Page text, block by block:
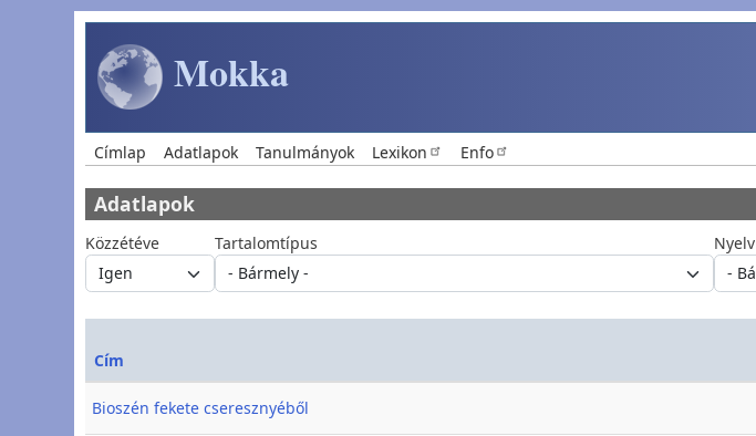
Ugrás a tartalomra
Mokka
Main navigation
Címlap Adatlapok Tanulmányok Lexikon Enfo
Adatlapok
Közzétéve Tartalomtípus
Nyelv
Cím
Bioszén fekete cseresznyéből